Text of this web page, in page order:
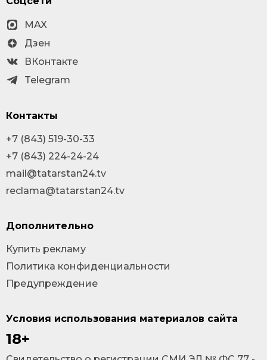
Условия использования материалов сайта
18+
MAX
Дзен
ВКонтакте
Telegram
Контакты
+7 (843) 519-30-33
+7 (843) 224-24-24
mail@tatarstan24.tv
reclama@tatarstan24.tv
Дополнительно
Купить рекламу
Политика конфиденциальности
Предупреждение